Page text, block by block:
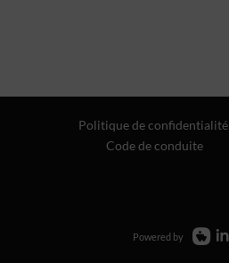
Politique de confidentialité
Code de conduite
Powered by